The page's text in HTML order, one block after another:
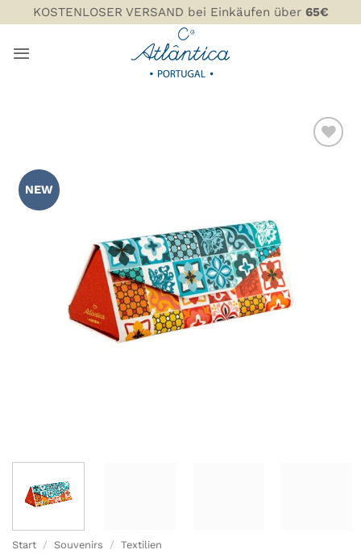
Inhalt
springen
KOSTENLOSER VERSAND bei Einkäufen über 65€
NEW
Start / Souvenirs / Textilien